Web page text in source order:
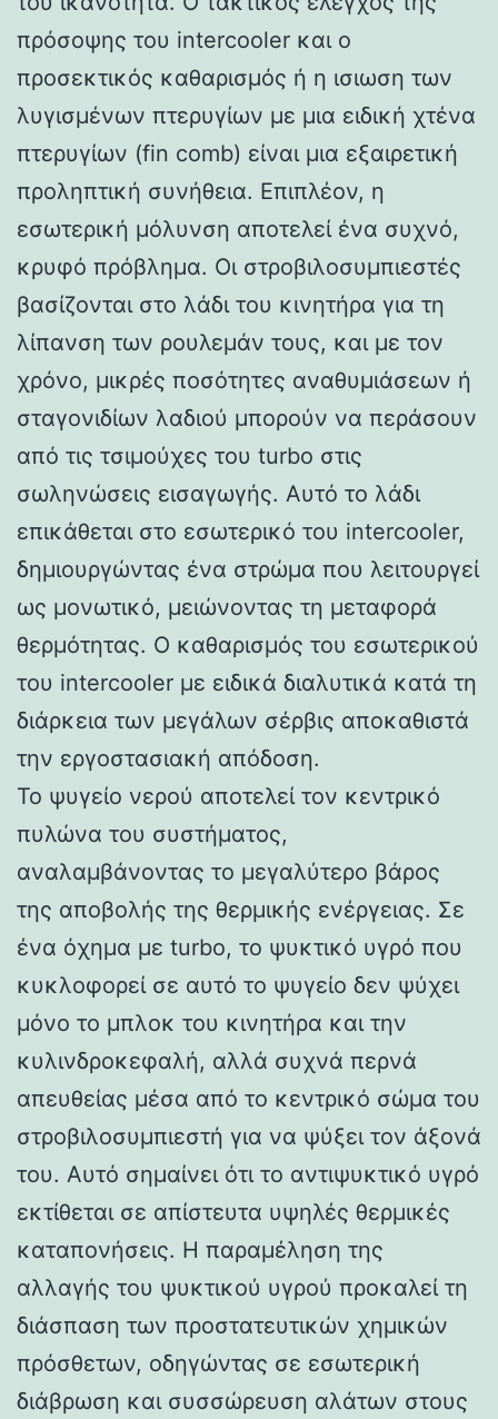
πρόσοψης του intercooler και ο
προσεκτικός καθαρισμός ή η ισιωση των
λυγισμένων πτερυγίων με μια ειδική χτένα
πτερυγίων (fin comb) είναι μια εξαιρετική
προληπτική συνήθεια. Επιπλέον, η
εσωτερική μόλυνση αποτελεί ένα συχνό,
κρυφό πρόβλημα. Οι στροβιλοσυμπιεστές
βασίζονται στο λάδι του κινητήρα για τη
λίπανση των ρουλεμάν τους, και με τον
χρόνο, μικρές ποσότητες αναθυμιάσεων ή
σταγονιδίων λαδιού μπορούν να περάσουν
από τις τσιμούχες του turbo στις
σωληνώσεις εισαγωγής. Αυτό το λάδι
επικάθεται στο εσωτερικό του intercooler,
δημιουργώντας ένα στρώμα που λειτουργεί
ως μονωτικό, μειώνοντας τη μεταφορά
θερμότητας. Ο καθαρισμός του εσωτερικού
του intercooler με ειδικά διαλυτικά κατά τη
διάρκεια των μεγάλων σέρβις αποκαθιστά
την εργοστασιακή απόδοση.
Το ψυγείο νερού αποτελεί τον κεντρικό
πυλώνα του συστήματος,
αναλαμβάνοντας το μεγαλύτερο βάρος
της αποβολής της θερμικής ενέργειας. Σε
ένα όχημα με turbo, το ψυκτικό υγρό που
κυκλοφορεί σε αυτό το ψυγείο δεν ψύχει
μόνο το μπλοκ του κινητήρα και την
κυλινδροκεφαλή, αλλά συχνά περνά
απευθείας μέσα από το κεντρικό σώμα του
στροβιλοσυμπιεστή για να ψύξει τον άξονά
του. Αυτό σημαίνει ότι το αντιψυκτικό υγρό
εκτίθεται σε απίστευτα υψηλές θερμικές
καταπονήσεις. Η παραμέληση της
αλλαγής του ψυκτικού υγρού προκαλεί τη
διάσπαση των προστατευτικών χημικών
πρόσθετων, οδηγώντας σε εσωτερική
διάβρωση και συσσώρευση αλάτων στους